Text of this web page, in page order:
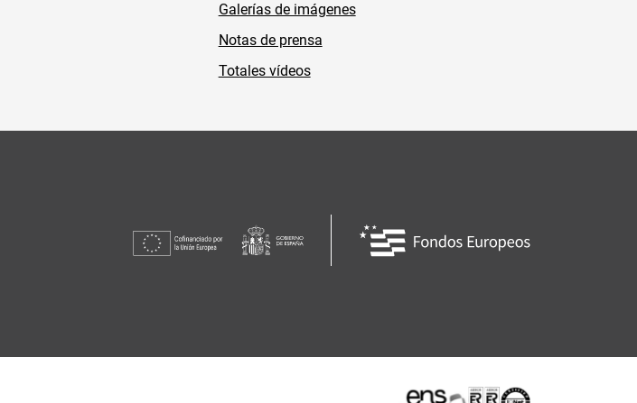
Galerías de imágenes
Notas de prensa
Totales vídeos
Certificaciones